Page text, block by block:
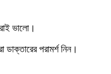
ভালো।
পরামর্শ নিন।